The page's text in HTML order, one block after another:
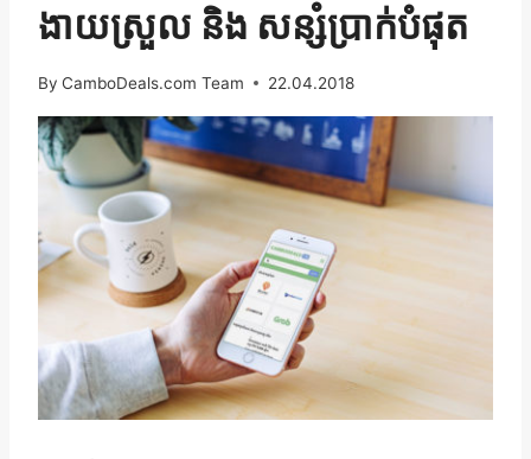
ងាយស្រួល និង សន្សំប្រាក់បំផុត
By CamboDeals.com Team 22.04.2018